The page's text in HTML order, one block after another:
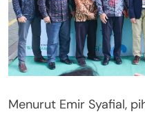
Menurut Emir Syafial,